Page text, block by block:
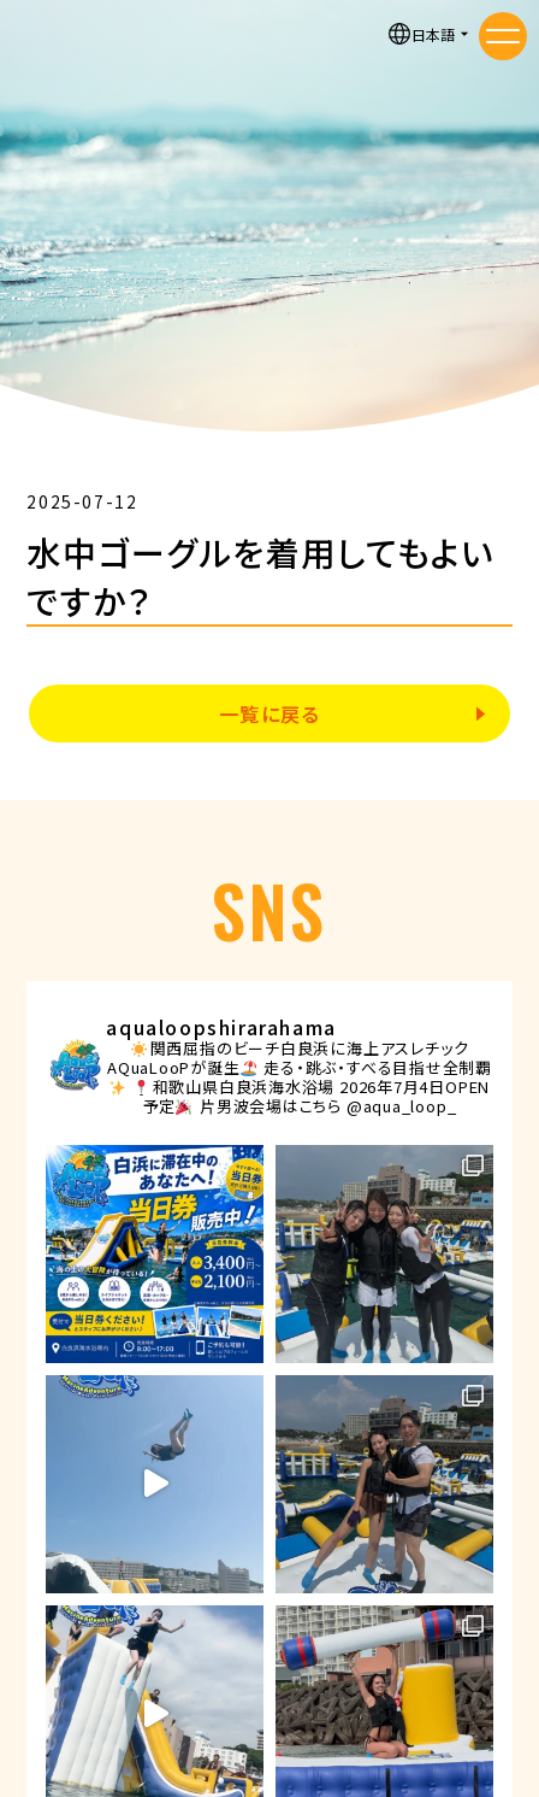
日本語
メ
2025-07-12
水中ゴーグルを着用してもよい
ですか？
一覧に戻る
SNS
aqualoopshirarahama
関西屈指のビーチ白良浜に海上アスレチック
AQuaLooPが誕生
走る・跳ぶ・すべる目指せ全制覇
和歌山県白良浜海水浴場 2026年7月4日OPEN
予定
片男波会場はこちら @aqua_loop_